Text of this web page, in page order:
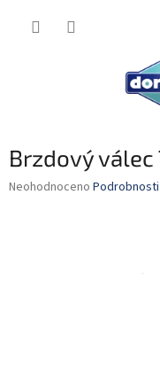
Brzdový válec
Průměrné
Neohodnoceno